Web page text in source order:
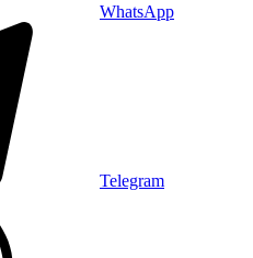
WhatsApp
Telegram